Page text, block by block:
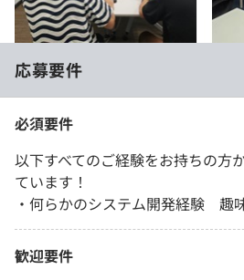
応募要件
必須要件
以下すべてのご経験をお持ちの方
ています！
・何らかのシステム開発経験 趣
歓迎要件